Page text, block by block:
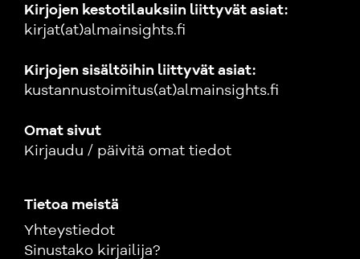
Kirjojen kestotilauksiin liittyvät asiat:
kirjat(at)almainsights.fi
Kirjojen sisältöihin liittyvät asiat:
kustannustoimitus(at)almainsights.fi
Omat sivut
Kirjaudu / päivitä omat tiedot
Tietoa meistä
Yhteystiedot
Sinustako kirjailija?